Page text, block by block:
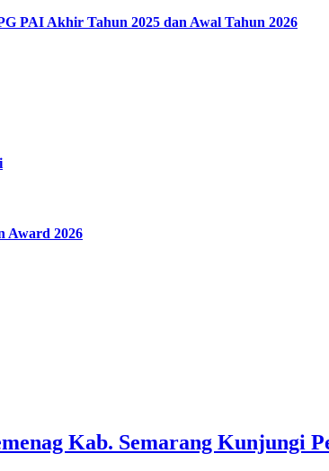
PAI Akhir Tahun 2025 dan Awal Tahun 2026
Award 2026
Kab. Semarang Kunjungi